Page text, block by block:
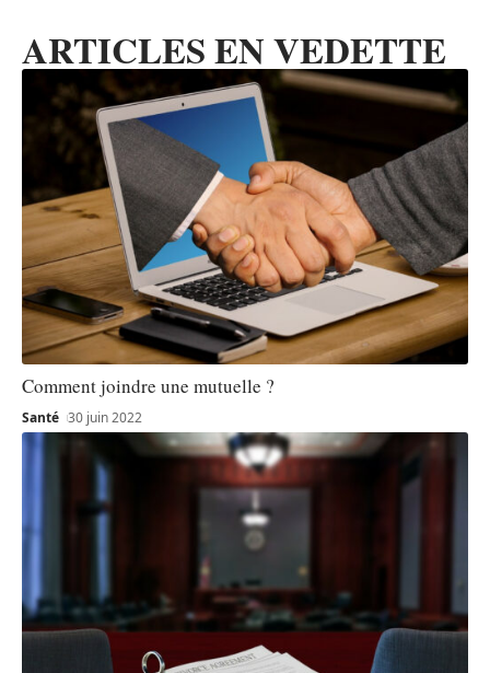
ARTICLES EN VEDETTE
Comment joindre une mutuelle ?
Santé 30 juin 2022